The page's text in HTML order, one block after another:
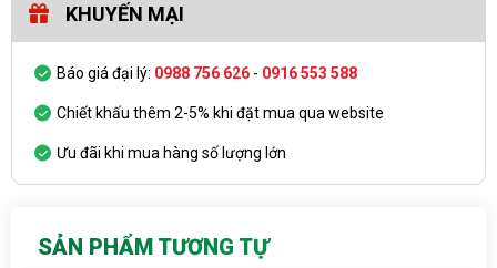
KHUYẾN MẠI
Báo giá đại lý: 0988 756 626 - 0916 553 588
Chiết khấu thêm 2-5% khi đặt mua qua website
Ưu đãi khi mua hàng số lượng lớn
SẢN PHẨM TƯƠNG TỰ